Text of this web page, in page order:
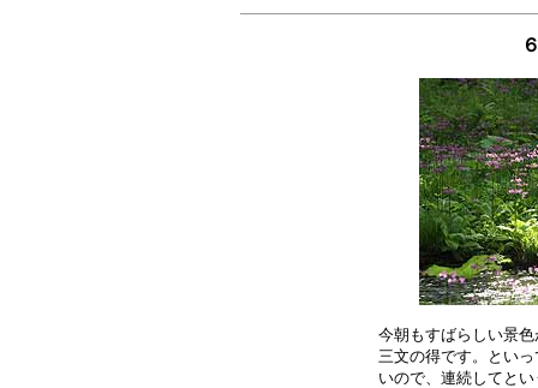
今朝もすばらしい景
三文の得です。とい
いので、連続してと